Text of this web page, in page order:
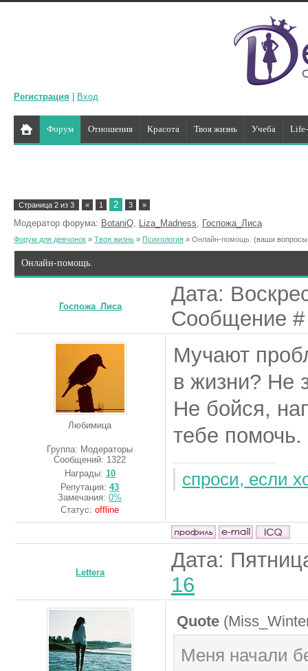
Регистрация Вход
Форум Отношения Красота Твоя жизнь Учеба
Страница 2 из 3 « 1 2 3 »
Модератор форума: BotaniQ, Liza_Madness, Госпожа_Лиса
Форум для девчонок » Твоя жизнь » Психология » Онлайн-помощь. (ваши
Онлайн-помощь.
Госпожа_Лиса
Дата:
Сообщение
Любимица
Группа: Модераторы
Сообщений: 1322
Награды: 10
Репутация:43
Замечания:0%
Статус:offline
Мучают
в жизни? Не
Не бойся,
тебе помочь.
спроси, если
Lettera
Дата:
16
Quote (
Меня начали